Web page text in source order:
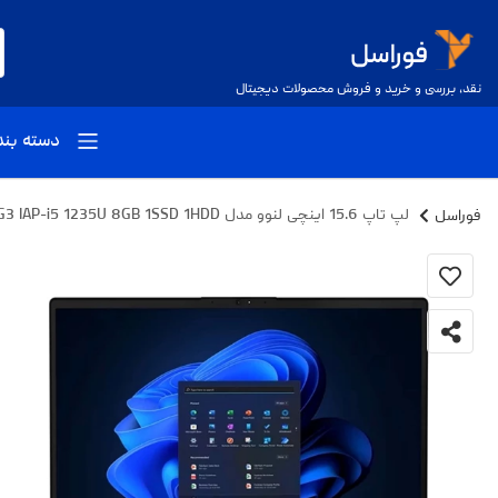
نقد، بررسی و خرید و فروش محصولات دیجیتال
دسته
فوراسل لپ تاپ 15.6 اینچی لنوو مدل V15 G3 IAP-i5 1235U 8GB 1SSD 1HDD - کاستوم شده